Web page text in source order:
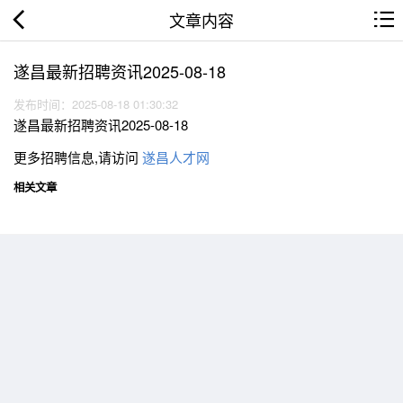
文章内容
遂昌最新招聘资讯2025-08-18
发布时间：2025-08-18 01:30:32
遂昌最新招聘资讯2025-08-18
更多招聘信息,请访问 遂昌人才网
相关文章